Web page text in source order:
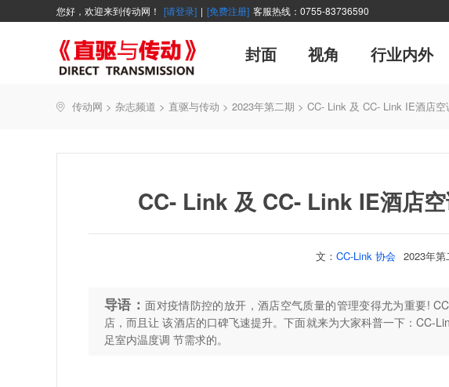
您好，欢迎来到传动网！ [请登录] | [免费注册] 客服热线：0755-83736590
封面
广告
视角
厂商采访
封面故事
行业内外
企业活动 展会报道
能效碳索
每月专辑 聚焦 网站热点
精品 新品
世界方案 控制系统
技术文章
资讯在线 展会信息
直驱与传动
新年寄语 伺服论坛
传动网 > 杂志频道 > 直驱与传动 > 2023年第二期 > CC- Link 及 CC- Link IE酒店空
CC- Link 及 CC- Link IE酒店
文： CC-Link 协会 2023年第
导语：面对疫情防控的放开，酒店空气质量的管理变得尤为重要!
店，而且让 该酒店的口碑飞速提升。下面就来为大家科普一下：CC-
足室内温度调 节需求的。